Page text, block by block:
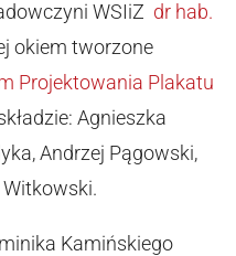
WSIiZ dr hab.
okiem tworzone
Projektowania Plakatu
Agnieszka
Andrzej Pągowski,
Kamińskiego